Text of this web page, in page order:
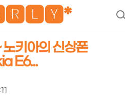
키아의 신상폰
E6...